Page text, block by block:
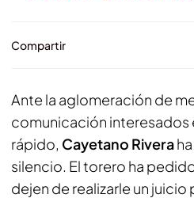
Compartir
Ante la aglomeración de
comunicación interesados
rápido, Cayetano Rivera
silencio. El torero ha
dejen de realizarle un juicio